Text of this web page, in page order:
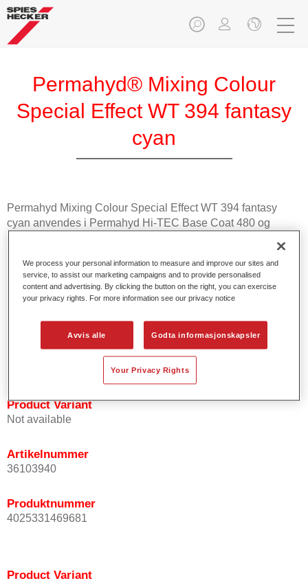
Permahyd® Mixing Colour
Special Effect WT 394 fantasy
cyan
Permahyd Mixing Colour Special Effect WT 394 fantasy
cyan anvendes i Permahyd Hi-TEC Base Coat 480 og
Produktfunksjoner
Enkel og rask å påføre.
Gir enestående fargenøyaktighet med jevn effekt.
Muliggjør enkel og pålitelig blanding.
Svært god dekkevne.
Product Variant
Not available
Artikelnummer
36103940
Produktnummer
4025331469681
Product Variant
We process your personal information to measure and improve our sites and
service, to assist our marketing campaigns and to provide personalised
content and advertising. By clicking the button on the right, you can exercise
your privacy rights. For more information see our privacy notice
Avvis alle Godta informasjonskapsler
Your Privacy Rights